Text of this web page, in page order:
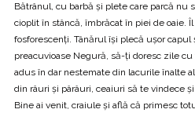
Bătrânul, cu barbă și plete care parcă nu
cioplit în stâncă, îmbrăcat în piei de oaie.
fosforescenți. Tânărul își plecă ușor
preacuvioase Negură, să-ți doresc zile
adus în dar nestemate din lacurile înalte
din râuri și pârâuri, ceaiuri să te vindece
Bine ai venit, craiule și află că primesc